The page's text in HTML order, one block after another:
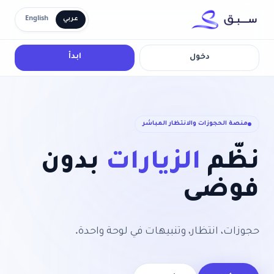
عربي English
دخول ابدأ
منصة الحجوزات والانتظار المباشر
نظّم الزيارات بدون
فوضى
حجوزات، انتظار، وتنبيهات في لوحة واحدة.